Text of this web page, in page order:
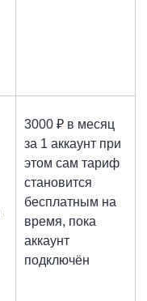
3000 ₽ в месяц
за 1 аккаунт при
этом сам тариф
становится
бесплатным на
время, пока
аккаунт
подключён